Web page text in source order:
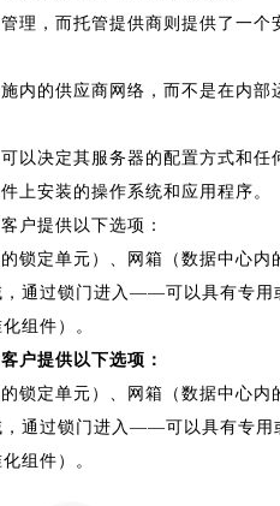
理，而托管提供商则提供了一个
内的供应商网络，而不是在内部
以决定其服务器的配置方式和任
上安装的操作系统和应用程序。
户提供以下选项：
锁定单元）、网箱（数据中心
通过锁门进入——可以具有专用
组件）。
户提供以下选项：
锁定单元）、网箱（数据中心
通过锁门进入——可以具有专用
组件）。